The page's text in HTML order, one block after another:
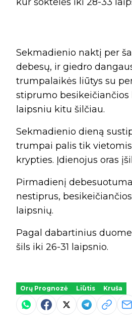
Sekmadienio naktį per
debesų, ir giedro
trumpalaikės liūtys su
stiprumo besikeičiančios
laipsniu kitu šilčiau.
Sekmadienio dieną
trumpai palis tik
krypties. Įdienojus oras
Pirmadienį
nestiprus,
laipsnių.
Pagal dabartinius
šils iki 26-31 laipsnio.
Orų Prognozė Liūtis Kruša